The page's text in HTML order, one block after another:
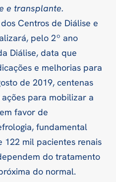
e transplante.
Centros de Diálise e
pelo 2º ano
Diálise, data que
e melhorias para
de 2019, centenas
para mobilizar a
favor de
fundamental
122 mil pacientes renais
do tratamento
do normal.